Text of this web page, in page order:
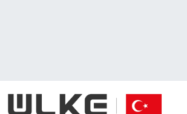
Gündem
Gündem
İstanbul Namaz Vakitleri